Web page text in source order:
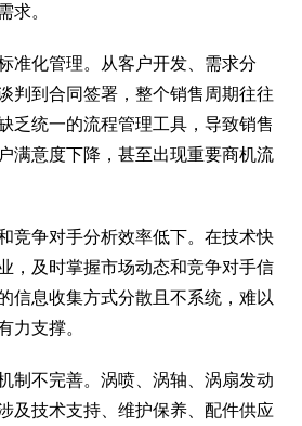
求。
准化管理。从客户开发、需求分
判到合同签署，整个销售周期往往
乏统一的流程管理工具，导致销售
满意度下降，甚至出现重要商机流
竞争对手分析效率低下。在技术快
，及时掌握市场动态和竞争对手信
信息收集方式分散且不系统，难以
力支撑。
制不完善。涡喷、涡轴、涡扇发动
及技术支持、维护保养、配件供应